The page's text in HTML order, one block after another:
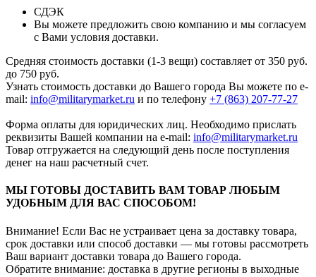
СДЭК
Вы можете предложить свою компанию и мы согласуем
с Вами условия доставки.
Средняя стоимость доставки (1-3 вещи) составляет от 350 руб.
до 750 руб.
Узнать стоимость доставки до Вашего города Вы можете по e-
mail: info@militarymarket.ru и по телефону +7 (863) 207-77-27
Форма оплаты для юридических лиц. Необходимо прислать
реквизиты Вашей компании на е-mail: info@militarymarket.ru
Товар отгружается на следующий день после поступления
денег на наш расчетный счет.
МЫ ГОТОВЫ ДОСТАВИТЬ ВАМ ТОВАР ЛЮБЫМ
УДОБНЫМ ДЛЯ ВАС СПОСОБОМ!
Внимание! Если Вас не устраивает цена за доставку товара,
срок доставки или способ доставки — мы готовы рассмотреть
Ваш вариант доставки товара до Вашего города.
Обратите внимание: доставка в другие регионы в выходные